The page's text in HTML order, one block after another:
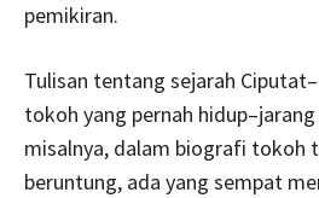
pemikiran.
Tulisan tentang sejarah
tokoh yang pernah
misalnya, dalam biografi tokoh
beruntung, ada yang sempat